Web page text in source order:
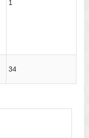
1
34